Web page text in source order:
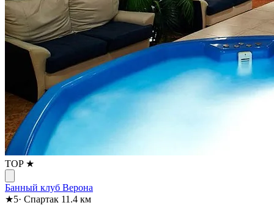
TOP ★
Банный клуб Верона
★5· Спартак 11.4 км